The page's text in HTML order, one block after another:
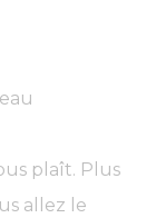
plaît. Plus
allez le